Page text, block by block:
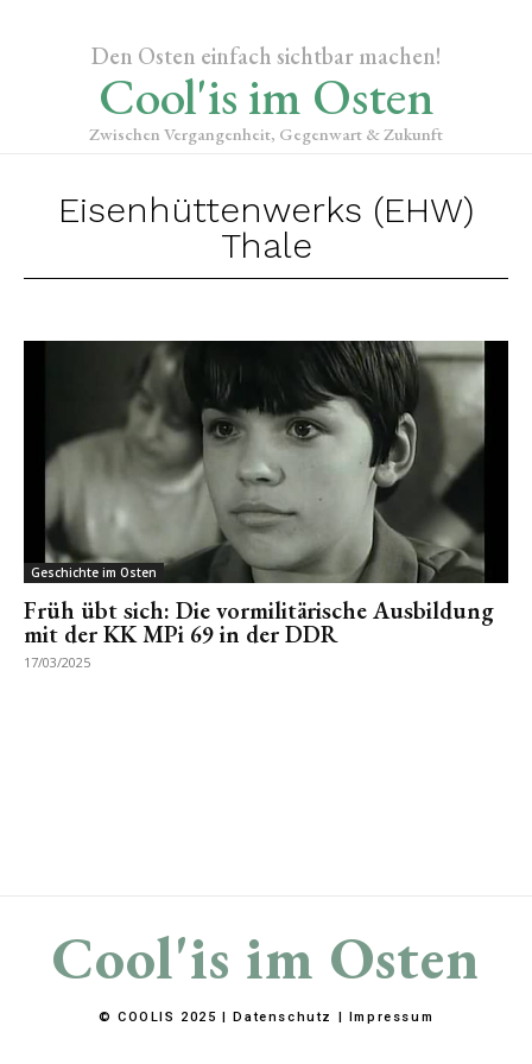
Den Osten einfach sichtbar machen!
Cool'is im Osten
Zwischen Vergangenheit, Gegenwart & Zukunft
Eisenhüttenwerks (EHW)
Thale
Geschichte im Osten
Früh übt sich: Die vormilitärische Ausbildung
mit der KK MPi 69 in der DDR
17/03/2025
Cool'is im Osten
© COOLIS 2025 |Datenschutz | Impressum